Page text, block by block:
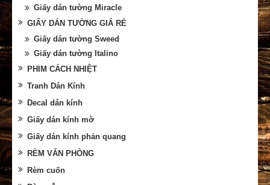
Giấy dán tường Miracle
GIẤY DÁN TƯỜNG GIÁ RẺ
Giấy dán tường Sweed
Giấy dán tường Italino
PHIM CÁCH NHIỆT
Tranh Dán Kính
Decal dán kính
Giấy dán kính mờ
Giấy dán kính phản quang
RÈM VĂN PHÒNG
Rèm cuốn